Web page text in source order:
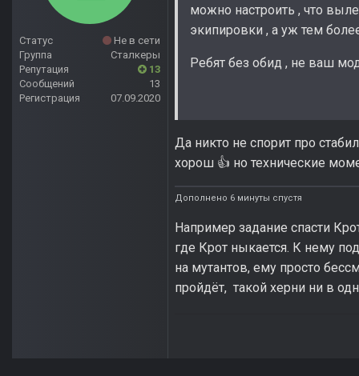
Статус
Не в сети
Группа
Сталкеры
Репутация
13
Сообщений
13
Регистрация
07.09.2020
можно настроить , что
экипировки , а уж тем
Ребят без обид , не ваш
Да никто не спорит про
хорош 👍 но технические
Дополнено 6 минуты спустя
Например задание спасти
где Крот ныкается. К нему
на мутантов, ему просто
пройдёт, такой херни ни в